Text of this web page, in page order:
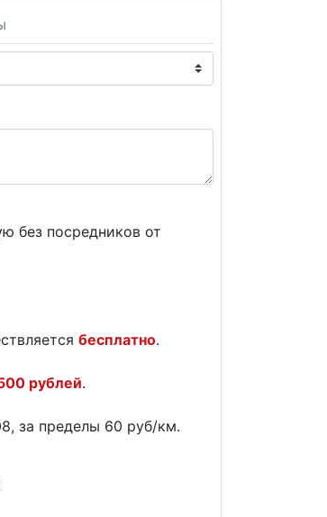
без посредников от
бесплатно.
рублей.
за пределы 60 руб/км.